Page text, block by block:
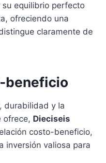
su equilibrio perfecto
ofreciendo una
claramente de
beneficio
durabilidad y la
ofrece, Dieciseis
costo-beneficio,
inversión valiosa para